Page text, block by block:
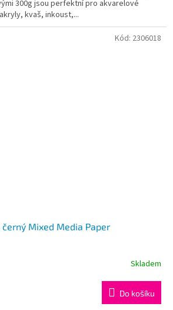
300g jsou perfektní pro akvarelové
kvaš, inkoust,...
černý Mixed Media Paper
Skladem
Do košíku
Kód: 2306018